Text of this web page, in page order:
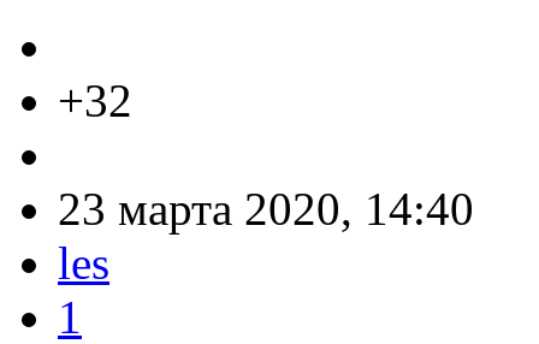
+32
23 марта 2020, 14:40
les
1